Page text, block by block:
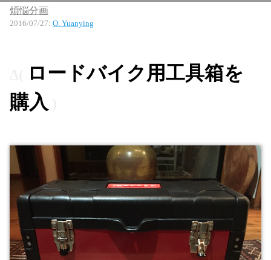
煩悩分画
2016/07/27: O. Yuanying
ロードバイク用工具箱を
購入